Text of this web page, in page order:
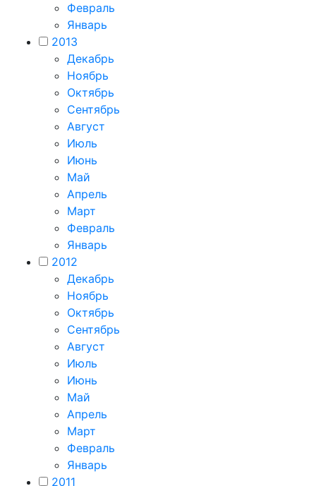
Февраль
Январь
2013
Декабрь
Ноябрь
Октябрь
Сентябрь
Август
Июль
Июнь
Май
Апрель
Март
Февраль
Январь
2012
Декабрь
Ноябрь
Октябрь
Сентябрь
Август
Июль
Июнь
Май
Апрель
Март
Февраль
Январь
2011